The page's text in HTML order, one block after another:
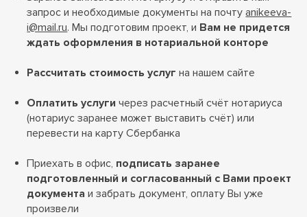
запрос и необходимые документы на почтуanikeeva-
i@mail.ru. Мы подготовим проект, и Вам не придется
ждать оформления в нотариальной конторе
Рассчитать стоимость услуг на нашем сайте
Оплатить услуги через расчетный счёт нотариуса
(нотариус заранее может выставить счёт) или
перевести на карту Сбербанка
Приехать в офис, подписать заранее
подготовленный и согласованный с Вами проект
документа и забрать документ, оплату Вы уже
произвели